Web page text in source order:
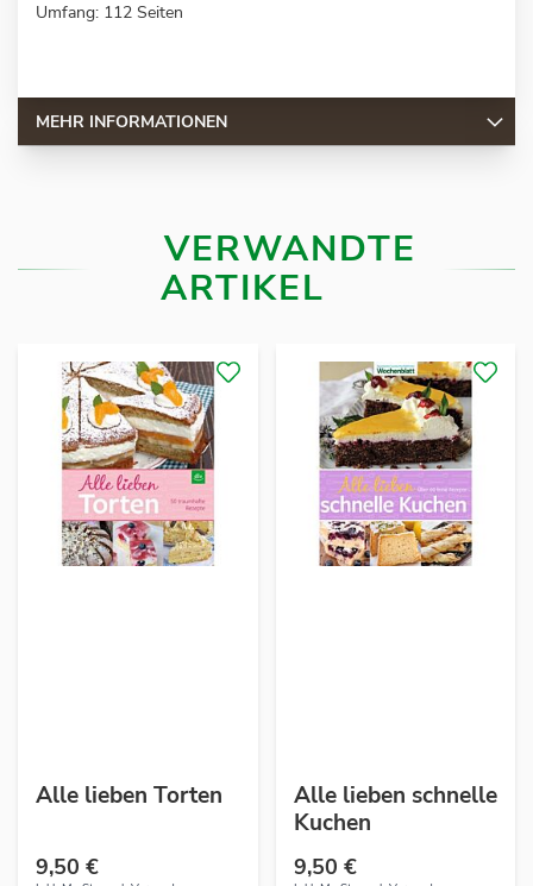
Umfang: 112 Seiten
MEHR INFORMATIONEN
VERWANDTE
ARTIKEL
Alle lieben Torten
9,50 €
Alle lieben schnelle
Kuchen
9,50 €